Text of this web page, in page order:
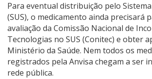
Para eventual distribuição pelo
(SUS), o medicamento ainda precisará
avaliação da Comissão Nacional de
Tecnologias no SUS (Conitec) e obter
Ministério da Saúde. Nem todos os
registrados pela Anvisa chegam a ser
rede pública.